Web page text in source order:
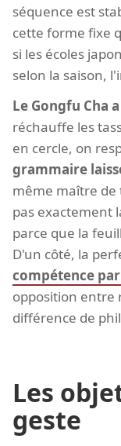
séquence est
cette forme fixe
si les écoles
selon la saison,
Le Gongfu Cha
réchauffe les
en cercle, on
grammaire
même maître de
pas exactement
parce que la
D'un côté, la
compétence
opposition entre
différence de
Les
geste